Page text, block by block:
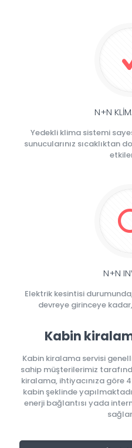
N+N
Yedekli klima sistemi
sunucularınız sıcaklıktan
N+N
Elektrik kesintisi
devreye girinceye kadar,
Kabin
Kabin kiralama servisi
sahip müşterilerimiz
kiralama, ihtiyacınıza göre
kabin şeklinde
enerji bağlantısı yada